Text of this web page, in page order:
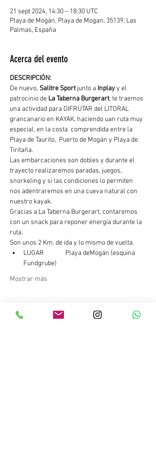
21 sept 2024, 14:30 – 18:30 UTC
Playa de Mogán, Playa de Mogan, 35139, Las
Palmas, España
Acerca del evento
DESCRIPCIÓN:
De nuevo, Salitre Sport junto a Inplay y el
patrocinio de La Taberna Burgerart, te traemos
una actividad para DIFRUTAR del LITORAL
grancanario en KAYAK, haciendo uan ruta muy
especial, en la costa  comprendida entre la
Playa de Taurito,  Puerto de Mogán y Playa de
Tiritaña.
Las embarcaciones son dobles y durante el
trayecto realizaremos paradas, juegos,
snorkeling y si las condiciones lo permiten
nos adentraremos en una cueva natural con
nuestro kayak.
Gracias a La Taberna Burgerart, contaremos
con un snack para reponer energía durante la
ruta.
Son unos 2 Km. de ida y lo mismo de vuelta.
LUGAR	  Playa deMogán (esquina
Fundgrube)
Mostrar más